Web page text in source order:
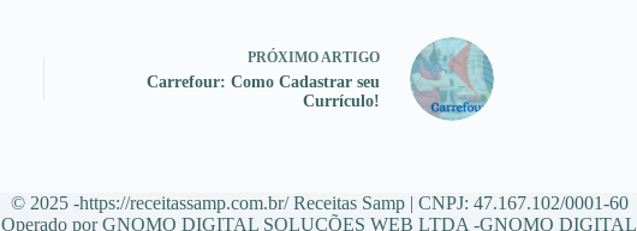
PRÓXIMOARTIGO
Carrefour: Como Cadastrar seu
Currículo!
© 2025 -https://receitassamp.com.br/ Receitas Samp | CNPJ: 47.167.102/0001-60
Operado por GNOMO DIGITAL SOLUÇÕES WEB LTDA -GNOMO DIGITAL